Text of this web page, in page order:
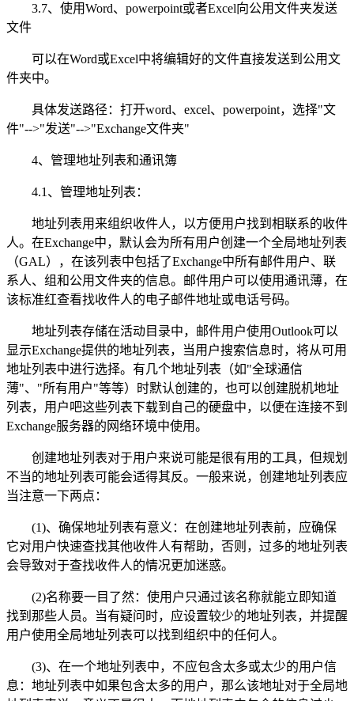
3.7、使用Word、powerpoint或者Excel向公用文件夹发送
文件
可以在Word或Excel中将编辑好的文件直接发送到公用文
件夹中。
具体发送路径：打开word、excel、powerpoint，选择"文
件"-->"发送"-->"Exchange文件夹"
4、管理地址列表和通讯簿
4.1、管理地址列表：
地址列表用来组织收件人，以方便用户找到相联系的收件
人。在Exchange中，默认会为所有用户创建一个全局地址列表
（GAL），在该列表中包括了Exchange中所有邮件用户、联
系人、组和公用文件夹的信息。邮件用户可以使用通讯薄，在
该标准红查看找收件人的电子邮件地址或电话号码。
地址列表存储在活动目录中，邮件用户使用Outlook可以
显示Exchange提供的地址列表，当用户搜索信息时，将从可用
地址列表中进行选择。有几个地址列表（如"全球通信
薄"、"所有用户"等等）时默认创建的，也可以创建脱机地址
列表，用户吧这些列表下载到自己的硬盘中，以便在连接不到
Exchange服务器的网络环境中使用。
创建地址列表对于用户来说可能是很有用的工具，但规划
不当的地址列表可能会适得其反。一般来说，创建地址列表应
当注意一下两点：
(1)、确保地址列表有意义：在创建地址列表前，应确保
它对用户快速查找其他收件人有帮助，否则，过多的地址列表
会导致对于查找收件人的情况更加迷惑。
(2)名称要一目了然：使用户只通过该名称就能立即知道
找到那些人员。当有疑问时，应设置较少的地址列表，并提醒
用户使用全局地址列表可以找到组织中的任何人。
(3)、在一个地址列表中，不应包含太多或太少的用户信
息：地址列表中如果包含太多的用户，那么该地址对于全局地